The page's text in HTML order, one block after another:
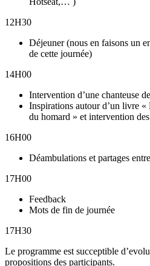
12H30
Déjeuner (nous en faisons un
de cette journée)
14H00
Intervention d’une chanteuse
Inspirations autour d’un livre «
du homard » et intervention
16H00
Déambulations et partages
​17H00
Feedback
Mots de fin de journée
​17H30
Le programme est succeptible
propositions des participants.